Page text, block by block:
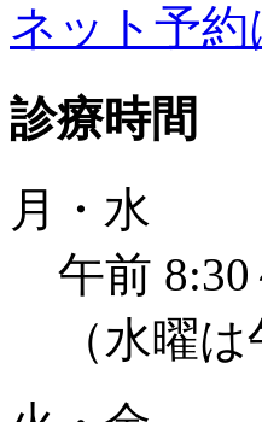
ネット予
診療時間
月・水
午前
（水曜